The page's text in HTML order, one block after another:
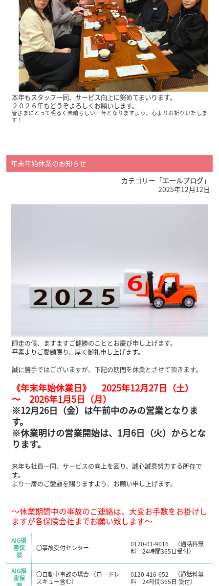
本年もスタッフ一同、サービス向上に努めてまいります。
２０２６年もどうぞよろしくお願いします。
皆さまにとって明るく素晴らしい一年となりますよう、心よりお祈りいたしま
す！
年末年始休業のお知らせ
カテゴリー「エールブログ」
2025年12月12日
師走の候、ますますご健勝のこととお慶び申し上げます。
平素よりご愛顧賜り、厚く御礼申し上げます。
誠に勝手ではございますが、下記の期間を休業とさせて頂きます。
《年末年始休業日》 2025年12月27日（土）
～ 2026年1月5日（月）
※12月26日（金）は午前中のみの営業となりま
す。
※休業明けの営業開始は、1月6日（火）からとな
ります。
来年も社員一同、サービスの向上を図り、誠心誠意努力する所存で
す。
より一層のご愛顧を賜りますよう、お願い申し上げます。
～休業期間中の事故のご連絡は、大変お手数をお掛けし
ますが各保険会社までお願い致します～
AIG損
害保
険
〇事故受付センター
0120-01-9016 （通話料無
料 24時間365日受付）
AIG損
害保
〇自動車事故の場合 （ロードレ
スキュー含む）
0120-416-652 （通話料無
料 24時間365日 受付）